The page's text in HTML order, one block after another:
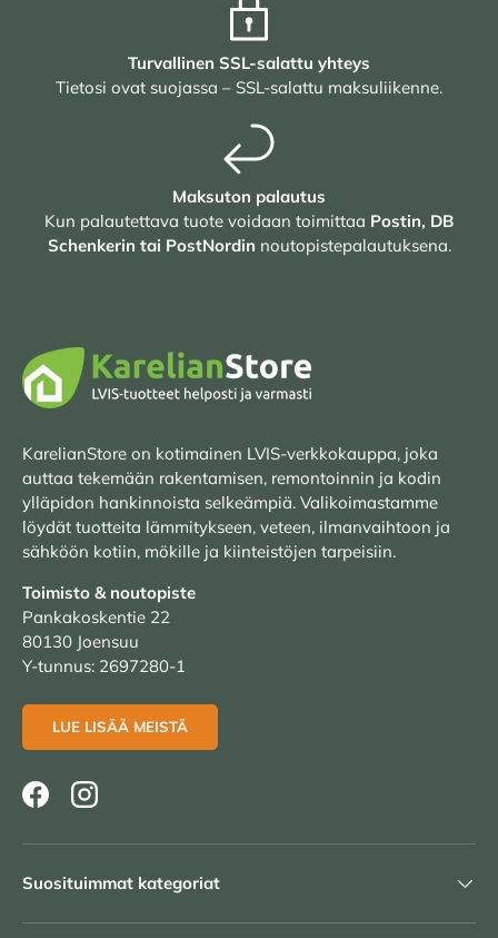
Turvallinen SSL-salattu yhteys
Tietosi ovat suojassa – SSL-salattu maksuliikenne.
Maksuton palautus
Kun palautettava tuote voidaan toimittaa Postin, DB
Schenkerin tai PostNordin noutopistepalautuksena.
KarelianStore on kotimainen LVIS-verkkokauppa, joka
auttaa tekemään rakentamisen, remontoinnin ja kodin
ylläpidon hankinnoista selkeämpiä. Valikoimastamme
löydät tuotteita lämmitykseen, veteen, ilmanvaihtoon ja
sähköön kotiin, mökille ja kiinteistöjen tarpeisiin.
Toimisto & noutopiste
Pankakoskentie 22
80130 Joensuu
Y-tunnus: 2697280-1
LUE LISÄÄ MEISTÄ
FacebookInstagram
Suosituimmat kategoriat